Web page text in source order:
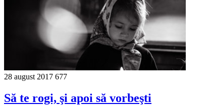
28 august 2017 677
Să te rogi, şi apoi să vorbeşti